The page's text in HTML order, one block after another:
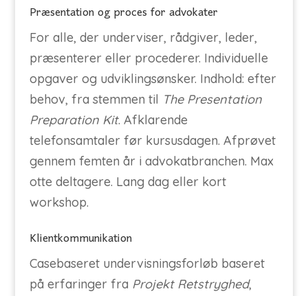
Præsentation og proces for advokater
For alle, der underviser, rådgiver, leder,
præsenterer eller procederer. Individuelle
opgaver og udviklingsønsker. Indhold: efter
behov, fra stemmen til The Presentation
Preparation Kit. Afklarende
telefonsamtaler før kursusdagen. Afprøvet
gennem femten år i advokatbranchen. Max
otte deltagere. Lang dag eller kort
workshop.
Klientkommunikation
Casebaseret undervisningsforløb baseret
på erfaringer fra Projekt Retstryghed,